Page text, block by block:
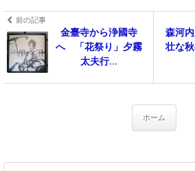
前の記事
金臺寺から浄國寺
へ 「花祭り」夕霧
太夫行...
森河
壮な
ホーム